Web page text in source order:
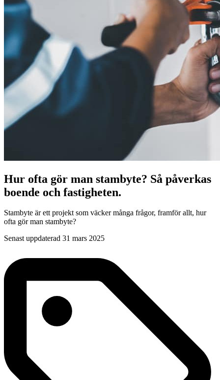
Hur ofta gör man stambyte? Så påverkas
boende och fastigheten.
Stambyte är ett projekt som väcker många frågor, framför allt, hur
ofta gör man stambyte?
Senast uppdaterad 31 mars 2025